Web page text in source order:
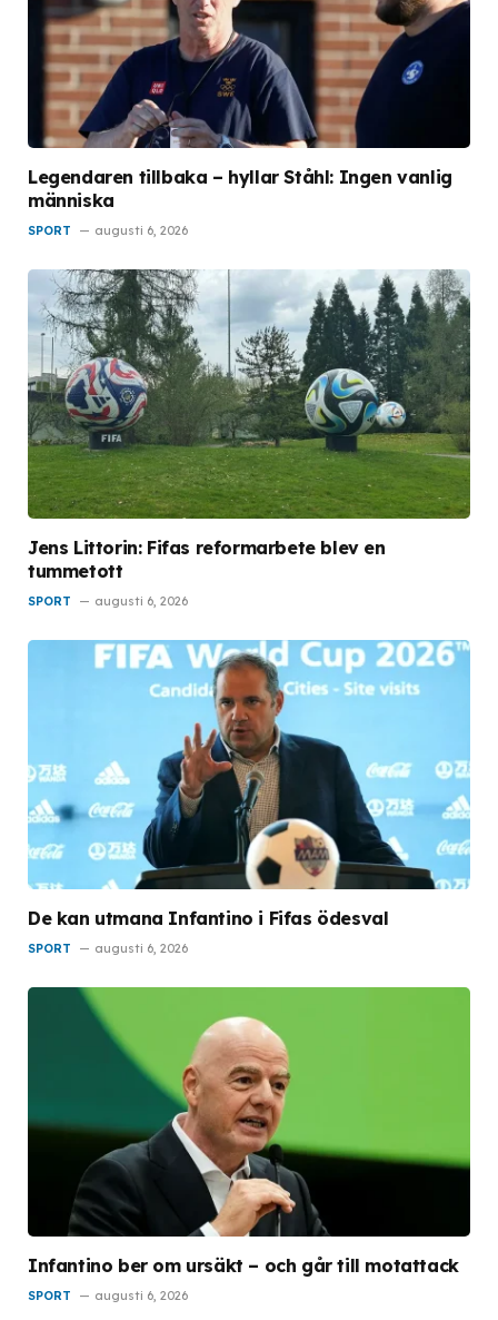
Legendaren tillbaka – hyllar Ståhl: Ingen vanlig
människa
SPORT augusti 6, 2026
Jens Littorin: Fifas reformarbete blev en
tummetott
SPORT augusti 6, 2026
De kan utmana Infantino i Fifas ödesval
SPORT augusti 6, 2026
Infantino ber om ursäkt – och går till motattack
SPORT augusti 6, 2026